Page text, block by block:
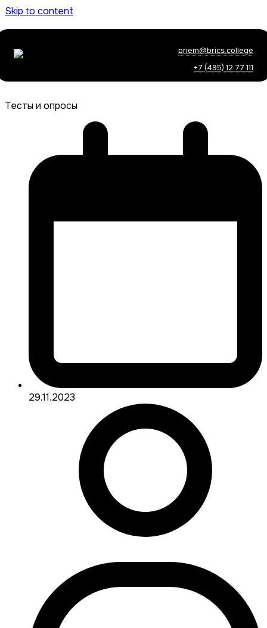
Skip to content
priem@brics.college
+7 (495) 12 77 111
Тесты и опросы
29.11.2023